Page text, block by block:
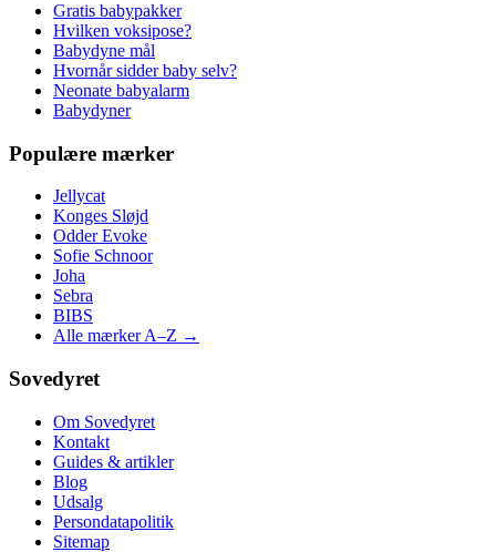
Gratis babypakker
Hvilken voksipose?
Babydyne mål
Hvornår sidder baby selv?
Neonate babyalarm
Babydyner
Populære mærker
Jellycat
Konges Sløjd
Odder Evoke
Sofie Schnoor
Joha
Sebra
BIBS
Alle mærker A–Z →
Sovedyret
Om Sovedyret
Kontakt
Guides & artikler
Blog
Udsalg
Persondatapolitik
Sitemap